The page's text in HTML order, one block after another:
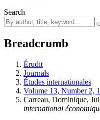
Search
Breadcrumb
Érudit
Journals
Études internationales
Volume 13, Number 2,
Carreau, Dominique,
international